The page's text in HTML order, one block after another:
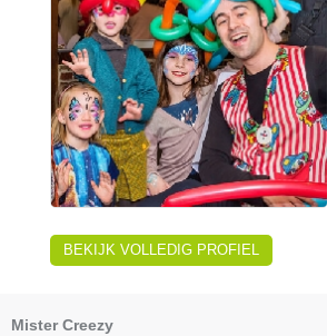
BEKIJK VOLLEDIG PROFIEL
Mister Creezy